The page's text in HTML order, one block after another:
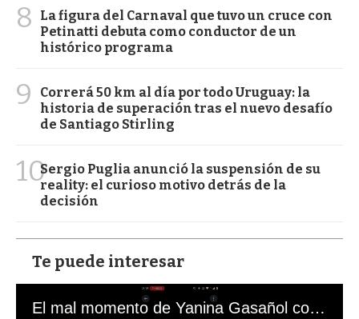
8
La figura del Carnaval que tuvo un cruce con
Petinatti debuta como conductor de un
histórico programa
9
Correrá 50 km al día por todo Uruguay: la
historia de superación tras el nuevo desafío
de Santiago Stirling
10Sergio Puglia anunció la suspensión de su
reality: el curioso motivo detrás de la
decisión
Te puede interesar
El mal momento de Yanina Gasañol con un hincha argentino en "Subrayado"